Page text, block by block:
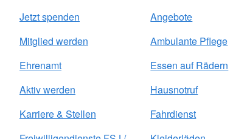
Jetzt spenden
Mitglied werden
Ehrenamt
Aktiv werden
Karriere & Stellen
Angebote
Ambulante Pflege
Essen auf Rädern
Hausnotruf
Fahrdienst